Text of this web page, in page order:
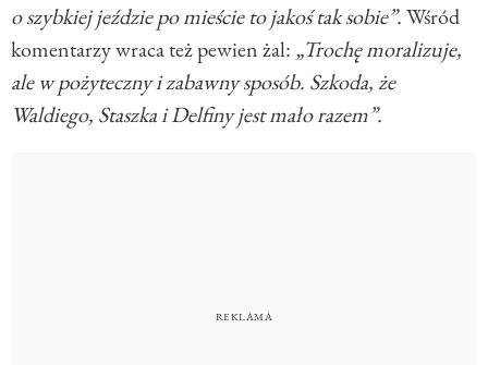
o szybkiej jeździe po mieście to jakoś tak sobie”.Wśród
komentarzy wraca też pewien żal: „Trochę moralizuje,
ale w pożyteczny i zabawny sposób. Szkoda, że
Waldiego, Staszka i Delfiny jest mało razem”.